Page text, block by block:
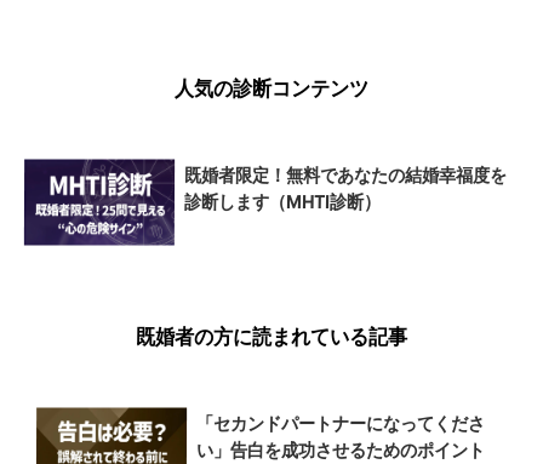
人気の診断コンテンツ
既婚者限定！無料であなたの結婚幸福度を
診断します（MHTI診断）
既婚者の方に読まれている記事
「セカンドパートナーになってくださ
い」告白を成功させるためのポイント